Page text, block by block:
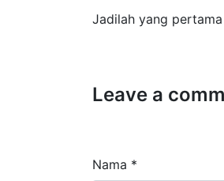
Jadilah yang
Leave a
Nama *